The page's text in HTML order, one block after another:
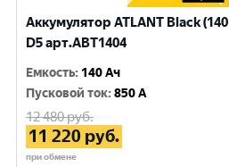
Аккумулятор ATLANT Black
D5 арт.ABT1404
Емкость: 140 Ач
Пусковой ток:850 A
12 480руб.
11 220 руб.
при обмене